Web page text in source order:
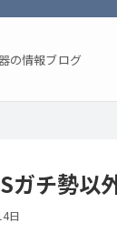
の情報ブログ
ガチ勢以
日